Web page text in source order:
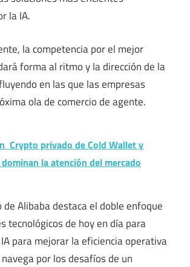
la IA.
la competencia por el mejor
forma al ritmo y la dirección de la
en las que las empresas
ola de comercio de agente.
Crypto privado de Cold Wallet y
la atención del mercado
de Alibaba destaca el doble enfoque
tecnológicos de hoy en día para
para mejorar la eficiencia operativa
por los desafíos de un